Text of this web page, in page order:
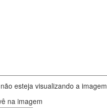
esteja visualizando a imagem
na imagem